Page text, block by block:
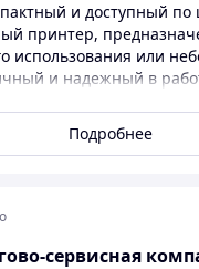
и доступный по
принтер,
использования или
и надежный в
Подробнее
сервисная